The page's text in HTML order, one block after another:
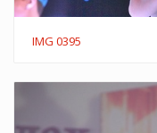
IMG 0395